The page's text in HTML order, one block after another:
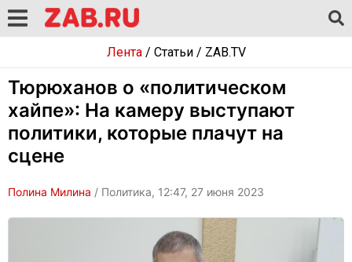
Лента/ Статьи/ ZAB.TV
Тюрюханов о «политическом
хайпе»: На камеру выступают
политики, которые плачут на
сцене
Полина Милина / Политика, 12:47, 27 июня 2023